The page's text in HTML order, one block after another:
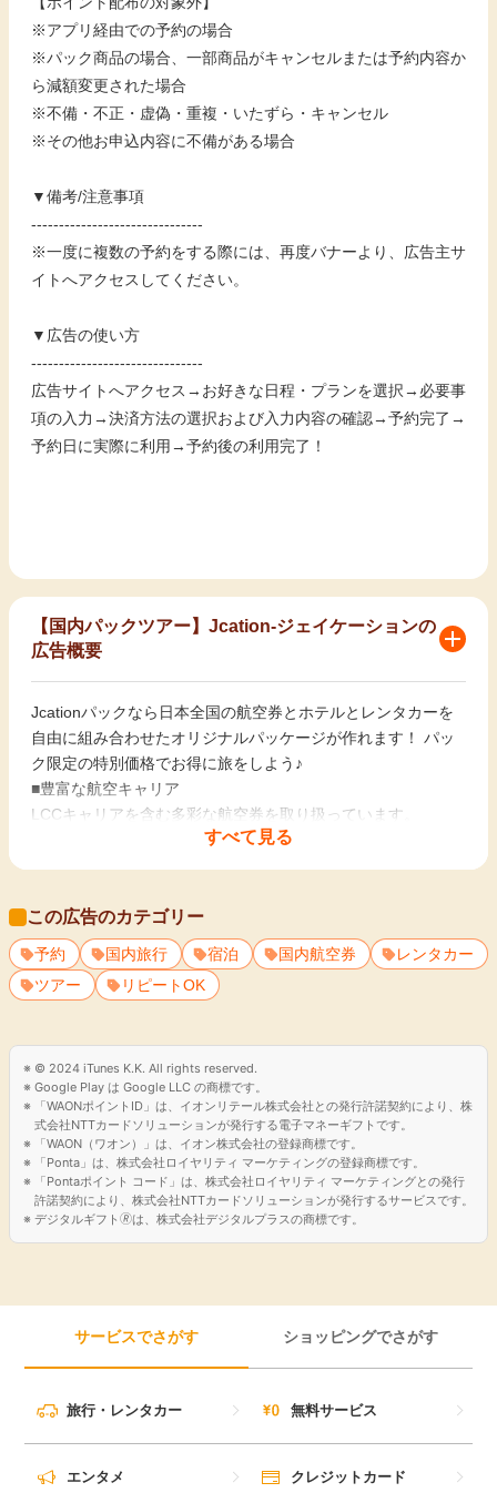
※アプリ経由での予約の場合
※パック商品の場合、一部商品がキャンセルまたは予約内容か
ら減額変更された場合
※不備・不正・虚偽・重複・いたずら・キャンセル
※その他お申込内容に不備がある場合
▼備考/注意事項
-------------------------------
※一度に複数の予約をする際には、再度バナーより、広告主サ
イトへアクセスしてください。
▼広告の使い方
-------------------------------
広告サイトへアクセス→お好きな日程・プランを選択→必要事
項の入力→決済方法の選択および入力内容の確認→予約完了→
予約日に実際に利用→予約後の利用完了！
すべて見る
【国内パックツアー】Jcation-ジェイケーションの
広告概要
Jcationパックなら日本全国の航空券とホテルとレンタカーを
自由に組み合わせたオリジナルパッケージが作れます！ パッ
ク限定の特別価格でお得に旅をしよう♪
■豊富な航空キャリア
LCCキャリアを含む多彩な航空券を取り扱っています。
ています。
■出発地が自由なレンタカー
空港店舗はもちろん、駅近く店舗からの出発もOK！
この広告のカテゴリー
予約 国内旅行 宿泊 国内航空券
レンタカー
ツアー
リピートOK
© 2024 iTunes K.K. All rights reserved.
Google Play は Google LLC の商標です。
「WAONポイントID」は、イオンリテール株式会社との発行許諾契約により、株
式会社NTTカードソリューションが発行する電子マネーギフトです。
「WAON（ワオン）」は、イオン株式会社の登録商標です。
「Ponta」は、株式会社ロイヤリティ マーケティングの登録商標です。
「Pontaポイント コード」は、株式会社ロイヤリティ マーケティングとの発行
許諾契約により、株式会社NTTカードソリューションが発行するサービスです。
デジタルギフト🄬は、株式会社デジタルプラスの商標です。
サービスでさがす ショッピングでさがす
旅行・レンタカー 無料サービス
エンタメ クレジットカード